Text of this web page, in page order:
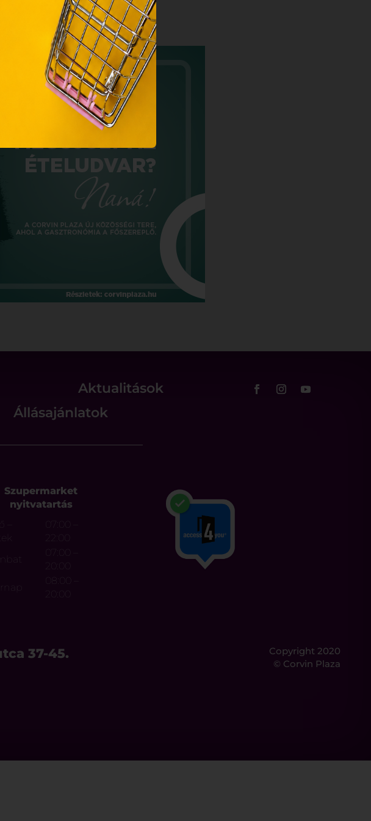
Aktualitások
Állásajánlatok
Szupermarket
nyitvatartás
22:00
20:00
08:00 –
20:00
37-45.
Copyright 2020
© Corvin Plaza